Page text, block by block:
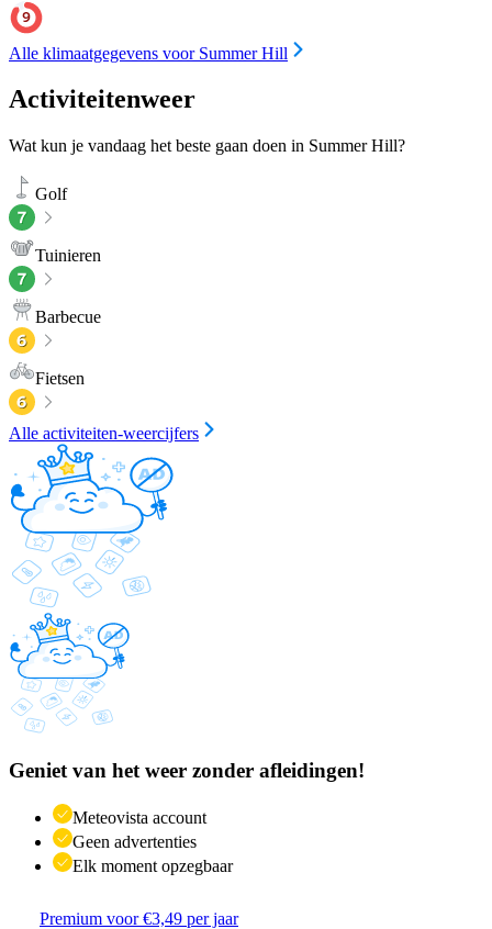
Alle klimaatgegevens voor Summer Hill
Activiteitenweer
Wat kun je vandaag het beste gaan doen in Summer Hill?
Golf
Tuinieren
Barbecue
Fietsen
Alle activiteiten-weercijfers
Geniet van het weer zonder afleidingen!
Meteovista account
Geen advertenties
Elk moment opzegbaar
Premium voor €3,49 per jaar